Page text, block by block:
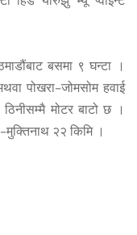
बसमा ९ घन्टा ।
पोखरा–जोमसोम हवाई
मोटर बाटो छ ।
२२ किमि ।